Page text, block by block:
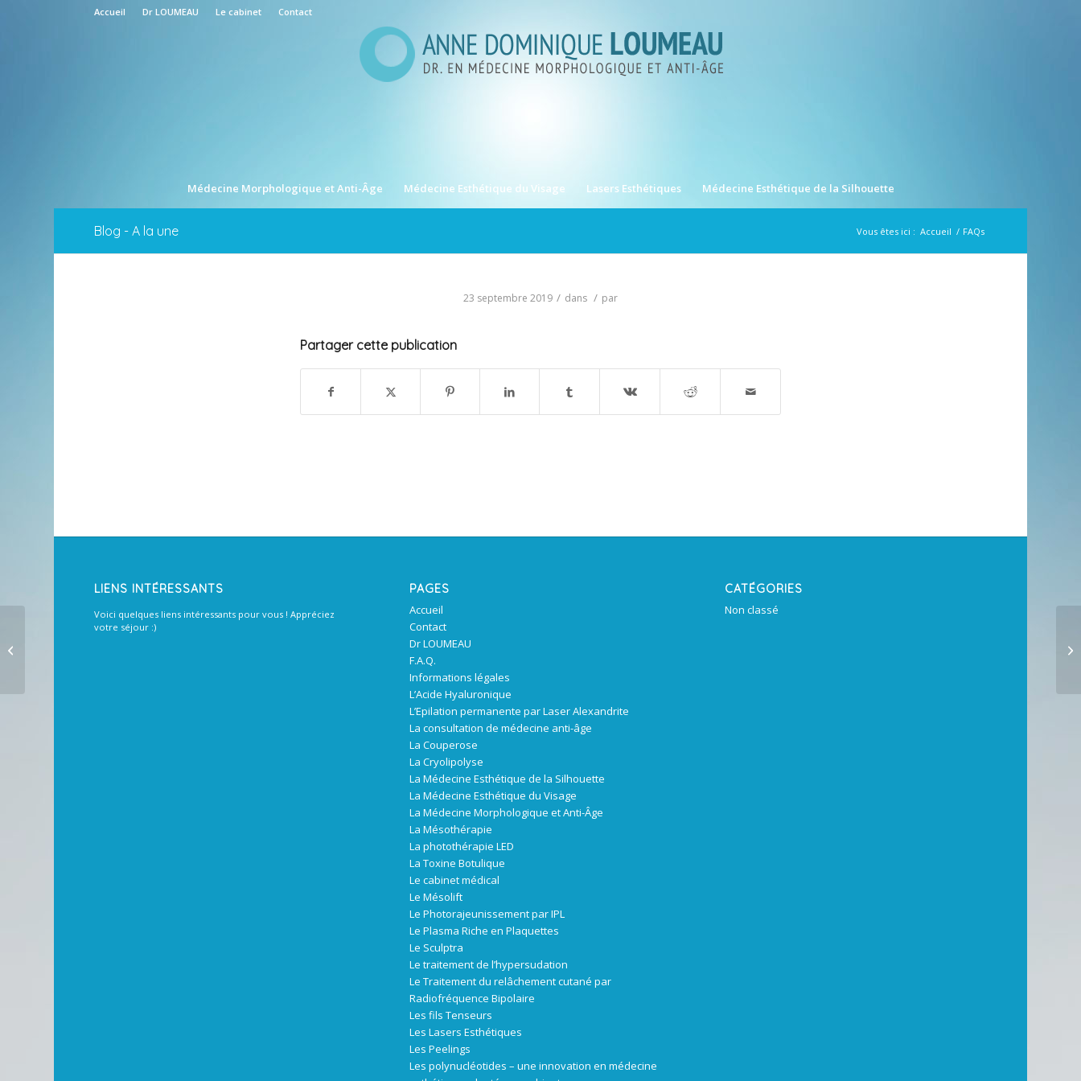
Accueil Dr LOUMEAU Le cabinet Contact
Médecine Morphologique et Anti-Âge Médecine Esthétique du Visage Lasers Esthétiques Médecine Esthétique de la Silhouette
Blog - A la une Vous êtes ici : Accueil / FAQs
23 septembre 2019 / dans / par
Partager cette publication
LIENS INTÉRESSANTS
Voici quelques liens intéressants pour vous ! Appréciez
votre séjour :)
PAGES
Accueil
Contact
Dr LOUMEAU
F.A.Q.
Informations légales
L’Acide Hyaluronique
L’Epilation permanente par Laser Alexandrite
La consultation de médecine anti-âge
La Couperose
La Cryolipolyse
La Médecine Esthétique de la Silhouette
La Médecine Esthétique du Visage
La Médecine Morphologique et Anti-Âge
La Mésothérapie
La photothérapie LED
La Toxine Botulique
Le cabinet médical
Le Mésolift
Le Photorajeunissement par IPL
Le Plasma Riche en Plaquettes
Le Sculptra
Le traitement de l’hypersudation
Le Traitement du relâchement cutané par
Radiofréquence Bipolaire
Les fils Tenseurs
Les Lasers Esthétiques
Les Peelings
Les polynucléotides – une innovation en médecine
CATÉGORIES
Non classé